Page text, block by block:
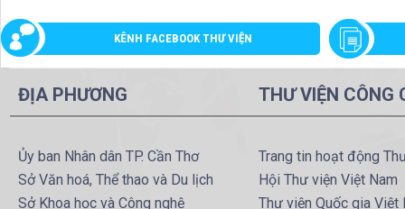
KÊNH FACEBOOK THƯ VIỆN
ĐỊA PHƯƠNG
Ủy ban Nhân dân TP. Cần Thơ
Sở Văn hoá, Thể thao và Du lịch
Sở Khoa học và Công nghệ
THƯ VIỆN CÔNG
Trang tin hoạt động
Hội Thư viện Việt Nam
Thư viện Quốc gia Việt